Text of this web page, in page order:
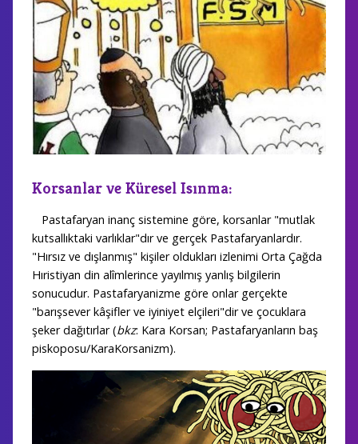
Korsanlar ve Küresel Isınma:
Pastafaryan inanç sistemine göre, korsanlar "mutlak
kutsallıktaki varlıklar"dır ve gerçek Pastafaryanlardır.
"Hırsız ve dışlanmış" kişiler oldukları izlenimi Orta Çağda
Hıristiyan din alîmlerince yayılmış yanlış bilgilerin
sonucudur. Pastafaryanizme göre onlar gerçekte
"barışsever kâşifler ve iyiniyet elçileri"dir ve çocuklara
şeker dağıtırlar (bkz: Kara Korsan; Pastafaryanların baş
piskoposu/KaraKorsanizm).